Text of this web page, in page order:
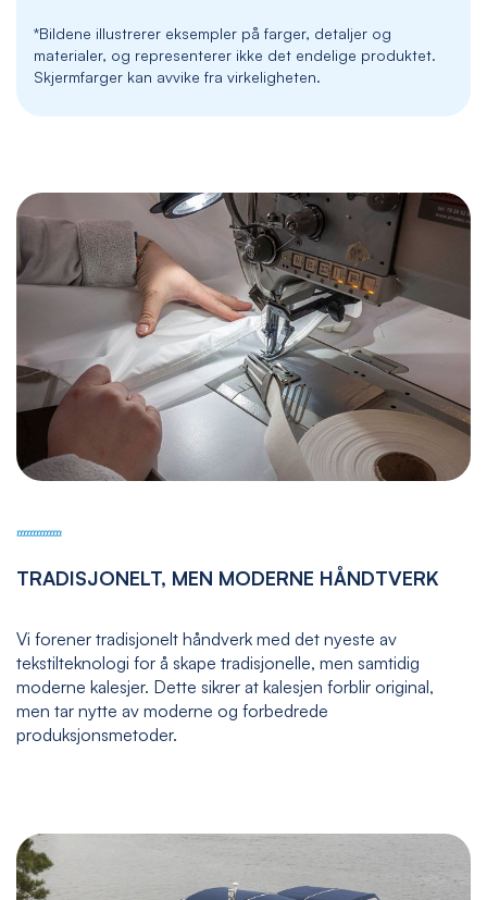
*Bildene illustrerer eksempler på farger, detaljer og
materialer, og representerer ikke det endelige produktet.
Skjermfarger kan avvike fra virkeligheten.
TRADISJONELT, MEN MODERNE HÅNDTVERK
Vi forener tradisjonelt håndverk med det nyeste av
tekstilteknologi for å skape tradisjonelle, men samtidig
moderne kalesjer. Dette sikrer at kalesjen forblir original,
men tar nytte av moderne og forbedrede
produksjonsmetoder.